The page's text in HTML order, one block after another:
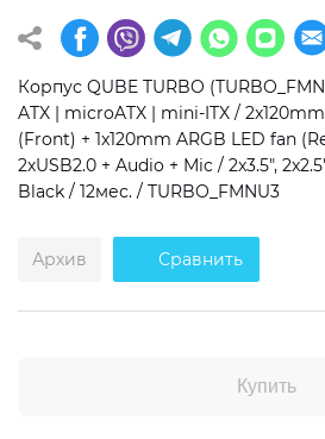
Операционная система
Windows 11 Home
Windows 11 Pro
Без ОС
Дополнительно
RGB-подсветка
Корпус QUBE TURBO
ATX | microATX | mini-ITX /
(Front) + 1x120mm ARGB LED fan
2хUSB2.0 + Audio + Mic / 2x3.5",
Black / 12мес. / TURBO_FMNU3
Архив Сравнить
Купить